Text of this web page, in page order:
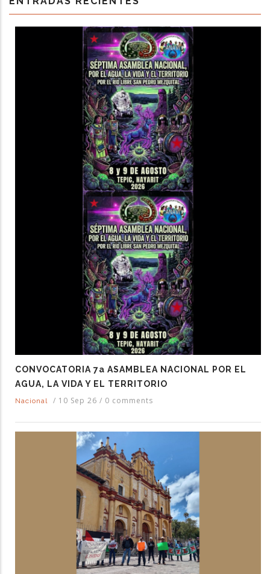
CONVOCATORIA 7a ASAMBLEA NACIONAL POR EL
AGUA, LA VIDA Y EL TERRITORIO
Nacional / 10 Sep 26 / 0 comments